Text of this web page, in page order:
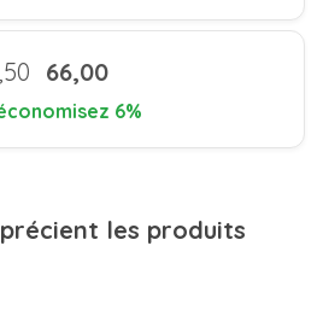
66,00
6%
les produits